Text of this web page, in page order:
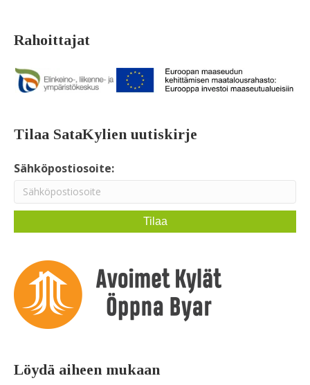
Rahoittajat
Tilaa SataKylien uutiskirje
Sähköpostiosoite:
Löydä aiheen mukaan